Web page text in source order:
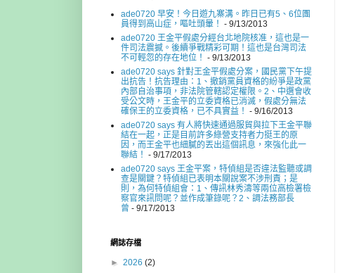
ade0720 早安！今日遊九寨溝。昨日已有5、6位團
員得到高山症，嘔吐頭暈！ - 9/13/2013
ade0720 王金平假處分經台北地院核准，這也是一
件司法震撼。後續爭戰精彩可期！這也是台灣司法
不可輕忽的存在地位！ - 9/13/2013
ade0720 says 針對王金平假處分案，國民黨下午提
出抗告！抗告理由：1、撤銷黨員資格的紛爭是政黨
內部自治事項，非法院管轄認定權限。2、中選會收
受公文時，王金平的立委資格已消滅，假處分無法
確保王的立委資格，已不具實益！ - 9/16/2013
ade0720 says 有人將快速通過服貿與拉下王金平聯
結在一起，正是目前許多綠營支持者力挺王的原
因，而王金平也細膩的丟出這個訊息，來強化此一
聯結！ - 9/17/2013
ade0720 says 王金平案，特偵組是否違法監聽或調
查是關鍵？特偵組已表明本關說案不涉刑責；是
則，為何特偵組會：1、傳訊林秀濤等兩位高檢署檢
察官來訊問呢？並作成筆錄呢？2、調法務部長
曾 - 9/17/2013
網誌存檔
► 2026 (2)